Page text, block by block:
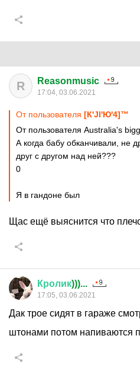
R Reasonmusic
17:04, 03.06.2021
От пользователя [К'Jl'Ю'4]™
От пользователя Australia's
А когда бабу обканчивали, не
друг с другом над ней???
0
Я в гандоне был
Щас ещё выяснится что
Кролик)))...
17:05, 03.06.2021
Дак трое сидят в гараже
штонами потом напиваются